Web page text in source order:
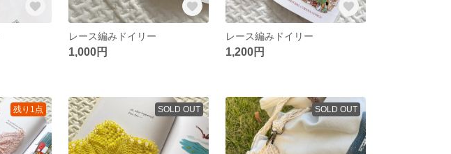
レース編みドイリー
1,000円
レース編みドイリー
1,200円
残り1点 SOLD OUT SOLD OUT